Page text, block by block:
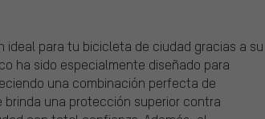
ideal para tu bicicleta de ciudad gracias a su
ha sido especialmente diseñado para
una combinación perfecta de
brinda una protección superior contra